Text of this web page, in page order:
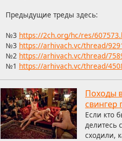
Предыдущие треды здесь:
№3 https://2ch.org/hc/res/
№3 https://arhivach.vc/thread/
№2 https://arhivach.vc/thread/
№1 https://arhivach.vc/thread/
Походы
свингер
Если кто
делитесь
сходили,